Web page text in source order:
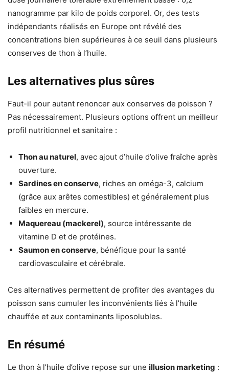
nanogramme par kilo de poids corporel. Or, des tests
indépendants réalisés en Europe ont révélé des
concentrations bien supérieures à ce seuil dans plusieurs
conserves de thon à l’huile.
Les alternatives plus sûres
Faut-il pour autant renoncer aux conserves de poisson ?
Pas nécessairement. Plusieurs options offrent un meilleur
profil nutritionnel et sanitaire :
Thon au naturel, avec ajout d’huile d’olive fraîche après
ouverture.
Sardines en conserve, riches en oméga-3, calcium
(grâce aux arêtes comestibles) et généralement plus
faibles en mercure.
Maquereau (mackerel), source intéressante de
vitamine D et de protéines.
Saumon en conserve, bénéfique pour la santé
cardiovasculaire et cérébrale.
Ces alternatives permettent de profiter des avantages du
poisson sans cumuler les inconvénients liés à l’huile
chauffée et aux contaminants liposolubles.
En résumé
Le thon à l’huile d’olive repose sur une illusion marketing :